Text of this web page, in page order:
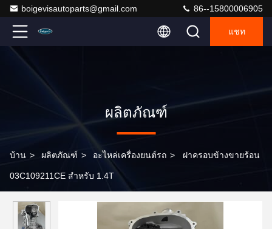
boigevisautoparts@gmail.com 86--15800006905
แชท
ผลิตภัณฑ์
บ้าน > ผลิตภัณฑ์ > อะไหล่เครื่องยนต์รถ > ฝาครอบข้างขายร้อน
03C109211CE สำหรับ 1.4T